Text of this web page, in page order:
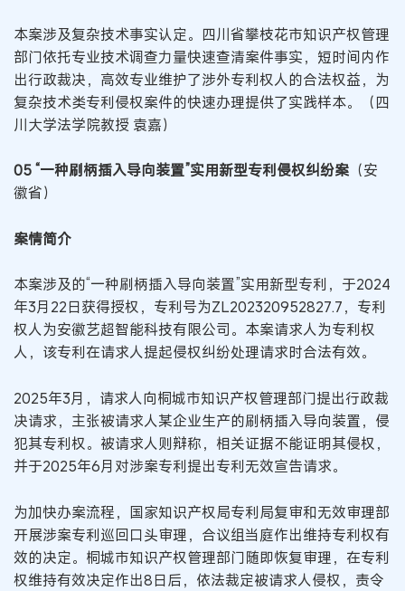
本案涉及复杂技术事实认定。四川省攀枝花市知识产权管理
部门依托专业技术调查力量快速查清案件事实，短时间内作
出行政裁决，高效专业维护了涉外专利权人的合法权益，为
复杂技术类专利侵权案件的快速办理提供了实践样本。（四
川大学法学院教授 袁嘉）
05 “一种刷柄插入导向装置”实用新型专利侵权纠纷案 （安
徽省）
案情简介
本案涉及的“一种刷柄插入导向装置”实用新型专利，于2024
年3月22日获得授权，专利号为ZL202320952827.7，专利
权人为安徽艺超智能科技有限公司。本案请求人为专利权
人，该专利在请求人提起侵权纠纷处理请求时合法有效。
2025年3月，请求人向桐城市知识产权管理部门提出行政裁
决请求，主张被请求人某企业生产的刷柄插入导向装置，侵
犯其专利权。被请求人则辩称，相关证据不能证明其侵权，
并于2025年6月对涉案专利提出专利无效宣告请求。
为加快办案流程，国家知识产权局专利局复审和无效审理部
开展涉案专利巡回口头审理，合议组当庭作出维持专利权有
效的决定。桐城市知识产权管理部门随即恢复审理，在专利
权维持有效决定作出8日后，依法裁定被请求人侵权，责令